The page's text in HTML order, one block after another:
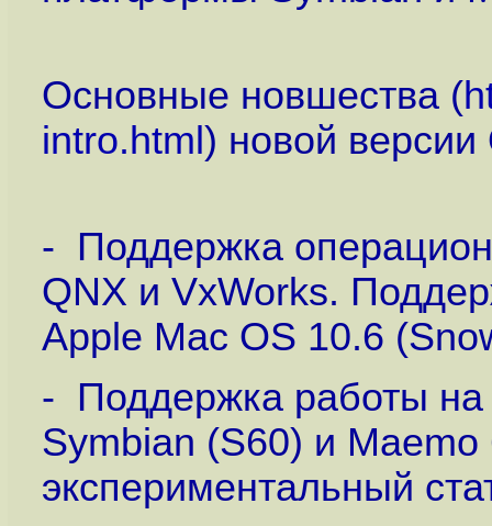
Основные новшества (
intro.html ) новой версии
- Поддержка
QNX и VxWorks.
Apple Mac OS 10.6
- Поддержка работы
Symbian (S60) и
экспериментальный